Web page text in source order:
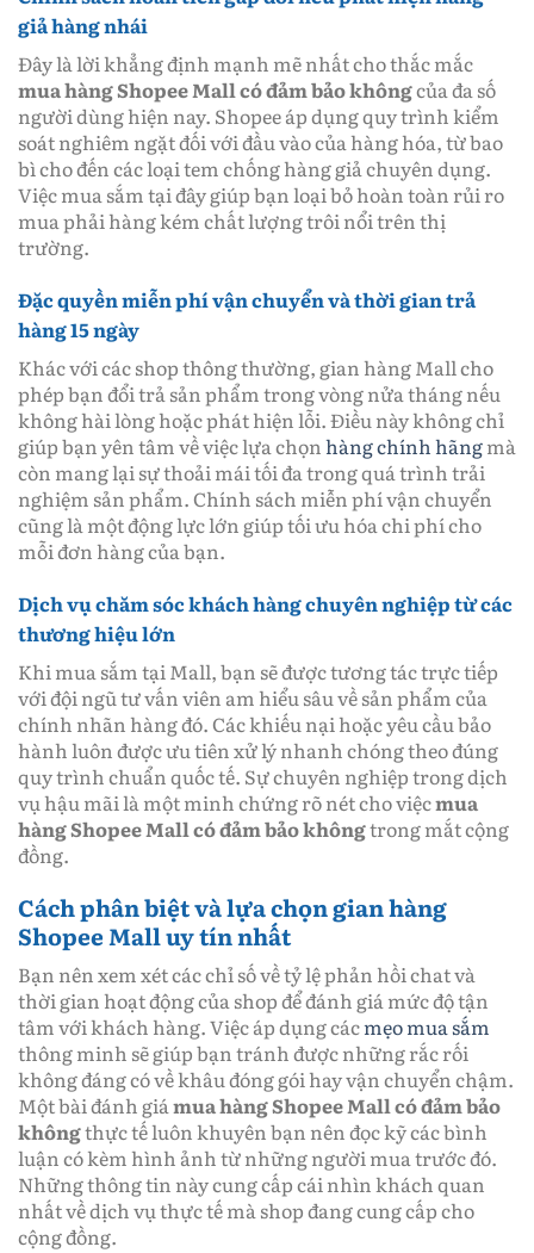
giả hàng nhái
Đây là lời khẳng định mạnh mẽ nhất cho thắc mắc
mua hàng Shopee Mall có đảm bảo khôngcủa đa số
người dùng hiện nay. Shopee áp dụng quy trình kiểm
soát nghiêm ngặt đối với đầu vào của hàng hóa, từ bao
bì cho đến các loại tem chống hàng giả chuyên dụng.
Việc mua sắm tại đây giúp bạn loại bỏ hoàn toàn rủi ro
mua phải hàng kém chất lượng trôi nổi trên thị
trường.
Đặc quyền miễn phí vận chuyển và thời gian trả
hàng 15 ngày
Khác với các shop thông thường, gian hàng Mall cho
phép bạn đổi trả sản phẩm trong vòng nửa tháng nếu
không hài lòng hoặc phát hiện lỗi. Điều này không chỉ
giúp bạn yên tâm về việc lựa chọnhàng chính hãngmà
còn mang lại sự thoải mái tối đa trong quá trình trải
nghiệm sản phẩm. Chính sách miễn phí vận chuyển
cũng là một động lực lớn giúp tối ưu hóa chi phí cho
mỗi đơn hàng của bạn.
Dịch vụ chăm sóc khách hàng chuyên nghiệp từ các
thương hiệu lớn
Khi mua sắm tại Mall, bạn sẽ được tương tác trực tiếp
với đội ngũ tư vấn viên am hiểu sâu về sản phẩm của
chính nhãn hàng đó. Các khiếu nại hoặc yêu cầu bảo
hành luôn được ưu tiên xử lý nhanh chóng theo đúng
quy trình chuẩn quốc tế. Sự chuyên nghiệp trong dịch
vụ hậu mãi là một minh chứng rõ nét cho việcmua
hàng Shopee Mall có đảm bảo khôngtrong mắt cộng
đồng.
Cách phân biệt và lựa chọn gian hàng
Shopee Mall uy tín nhất
Bạn nên xem xét các chỉ số về tỷ lệ phản hồi chat và
thời gian hoạt động của shop để đánh giá mức độ tận
tâm với khách hàng. Việc áp dụng cácmẹo mua sắm
thông minh sẽ giúp bạn tránh được những rắc rối
không đáng có về khâu đóng gói hay vận chuyển chậm.
Một bài đánh giámua hàng Shopee Mall có đảm bảo
khôngthực tế luôn khuyên bạn nên đọc kỹ các bình
luận có kèm hình ảnh từ những người mua trước đó.
Những thông tin này cung cấp cái nhìn khách quan
nhất về dịch vụ thực tế mà shop đang cung cấp cho
cộng đồng.